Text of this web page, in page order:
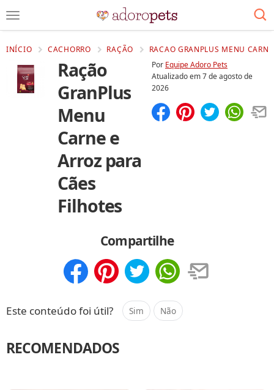
INÍCIO CACHORRO RAÇÃO RACAO GRANPLUS MENU
Ração
GranPlus
Menu
Carne e
Arroz para
Cães
Filhotes
Por Equipe Adoro Pets
Atualizado em7 de agosto de
2026
Compartilhe
Este conteúdo foi útil? Sim Não
RECOMENDADOS